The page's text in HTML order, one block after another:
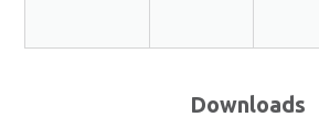
Downloads